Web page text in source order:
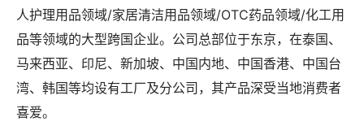
人护理用品领域/家居清洁用品领域/OTC药品领域/化工用
品等领域的大型跨国企业。公司总部位于东京，在泰国、
马来西亚、印尼、新加坡、中国内地、中国香港、中国台
湾、韩国等均设有工厂及分公司，其产品深受当地消费者
喜爱。